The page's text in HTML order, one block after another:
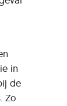
in
de
Zo